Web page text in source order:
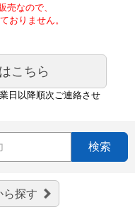
売なので、
おりません。
こちら
日以降順次ご連絡させ
検索
ら探す